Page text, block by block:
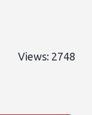
Views: 2748